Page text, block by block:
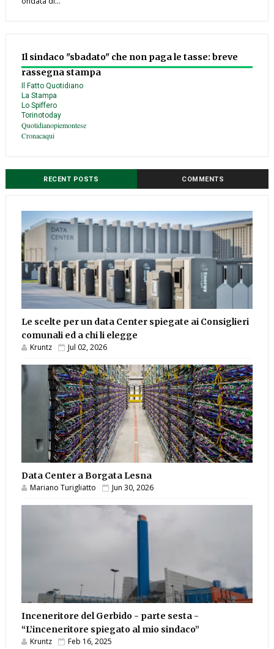
Il sindaco "sbadato" che non paga le tasse: breve
rassegna stampa
Il Fatto Quotidiano
La Stampa
Lo Spiffero
Torinotoday
Quotidianopiemontese
Cronacaqui
RECENT POSTS COMMENTS
Le scelte per un data Center spiegate ai Consiglieri
comunali ed a chi li elegge
Kruntz Jul 02, 2026
Data Center a Borgata Lesna
Mariano Turigliatto Jun 30, 2026
Inceneritore del Gerbido - parte sesta -
“L’inceneritore spiegato al mio sindaco”
Kruntz Feb 16, 2025